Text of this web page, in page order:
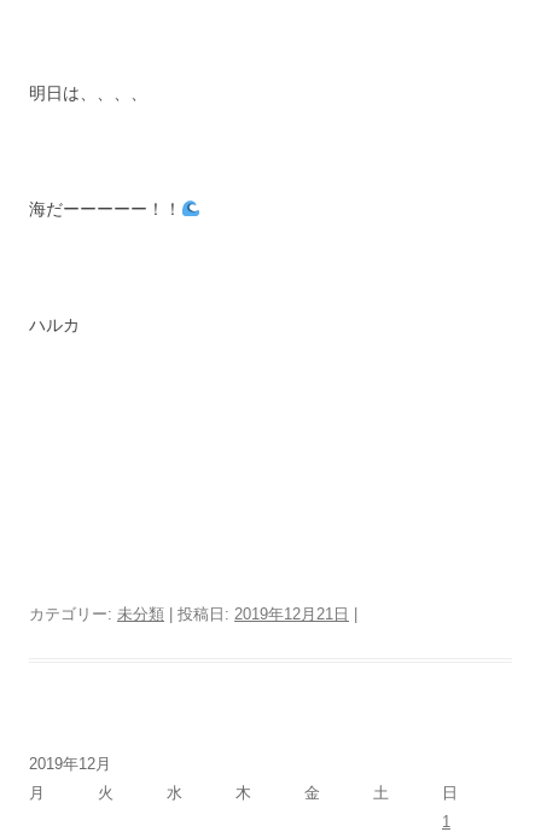
明日は、、、、
海だーーーーー！！
ハルカ
カテゴリー: 未分類 | 投稿日: 2019年12月21日
2019年12月
月
火 水 木 金 土
日
1